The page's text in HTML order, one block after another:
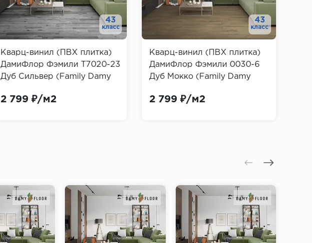
43
класс
Кварц-винил (ПВХ плитка)
ДамиФлор Фэмили T7020-23
Дуб Сильвер (Family Damy
2 799 ₽/м2
43
класс
Кварц-винил (ПВХ плитка)
ДамиФлор Фэмили 0030-6
Дуб Мокко (Family Damy
2 799 ₽/м2